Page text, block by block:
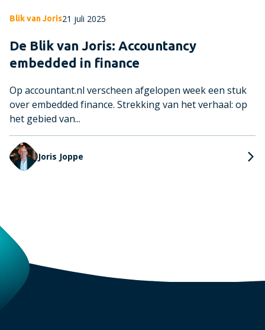
Blik van Joris21 juli 2025
De Blik van Joris: Accountancy
embedded in finance
Op accountant.nl verscheen afgelopen week een stuk
over embedded finance. Strekking van het verhaal: op
het gebied van...
Joris Joppe